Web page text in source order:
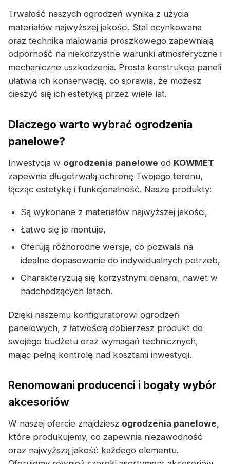
Trwałość naszych ogrodzeń wynika z użycia
materiałów najwyższej jakości. Stal ocynkowana
oraz technika malowania proszkowego zapewniają
odporność na niekorzystne warunki atmosferyczne i
mechaniczne uszkodzenia. Prosta konstrukcja paneli
ułatwia ich konserwację, co sprawia, że możesz
cieszyć się ich estetyką przez wiele lat.
Dlaczego warto wybrać ogrodzenia
panelowe?
Inwestycja w ogrodzenia panelowe od KOWMET
zapewnia długotrwałą ochronę Twojego terenu,
łącząc estetykę i funkcjonalność. Nasze produkty:
Są wykonane z materiałów najwyższej jakości,
Łatwo się je montuje,
Oferują różnorodne wersje, co pozwala na
idealne dopasowanie do indywidualnych potrzeb,
Charakteryzują się korzystnymi cenami, nawet w
nadchodzących latach.
Dzięki naszemu konfiguratorowi ogrodzeń
panelowych, z łatwością dobierzesz produkt do
swojego budżetu oraz wymagań technicznych,
mając pełną kontrolę nad kosztami inwestycji.
Renomowani producenci i bogaty wybór
akcesoriów
W naszej ofercie znajdziesz ogrodzenia panelowe,
które produkujemy, co zapewnia niezawodność
oraz najwyższą jakość każdego elementu.